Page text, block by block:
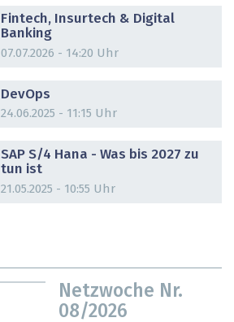
Fintech, Insurtech & Digital
Banking
07.07.2026 - 14:20 Uhr
DevOps
24.06.2025 - 11:15 Uhr
SAP S/4 Hana - Was bis 2027 zu
tun ist
21.05.2025 - 10:55 Uhr
Netzwoche Nr.
08/2026